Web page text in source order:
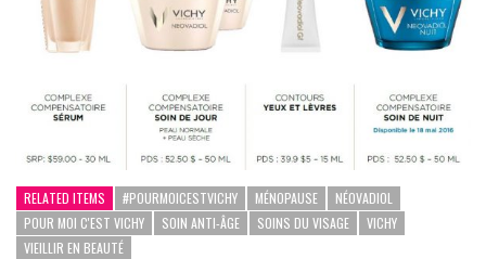
RELATED ITEMS #POURMOICESTVICHY MÉNOPAUSE
NÉOVADIOL
POUR MOI C'EST VICHY
SOIN ANTI-ÂGE SOINS DU VISAGE
VICHY
VIEILLIR EN BEAUTÉ